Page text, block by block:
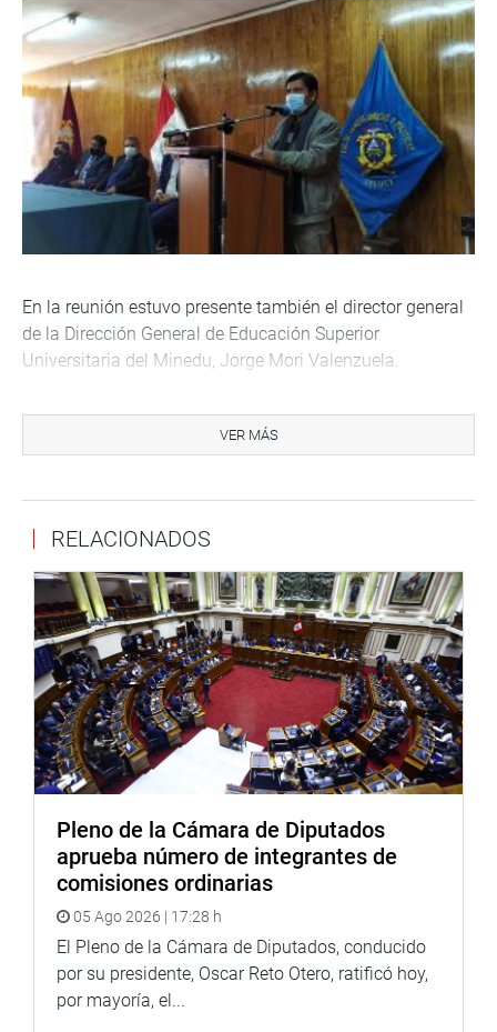
En la reunión estuvo presente también el director general
de la Dirección General de Educación Superior
Universitaria del Minedu, Jorge Mori Valenzuela.
Infraestructura del Gobierno Regional de Puno, Narda
Castillo, y los dirigentes de San Antonio de Putina, con el
comprometió en la culminación del saneamiento
CAJAMARCA
En tanto, el 23 de junio, Moisés González Cruz (NC)
sostuvo una reunión con los miembros del comité gestor
para la creación del distrito Morro Solar, en la provincia de
Jaén, donde felicitó el esfuerzo en conjunto con la
población para que este proyecto sea una realidad.
VER MÁS
RELACIONADOS
Pleno de la Cámara de Diputados
aprueba número de integrantes de
comisiones ordinarias
05 Ago 2026 | 17:28 h
El Pleno de la Cámara de Diputados, conducido
por su presidente, Oscar Reto Otero, ratificó hoy,
por mayoría, el...